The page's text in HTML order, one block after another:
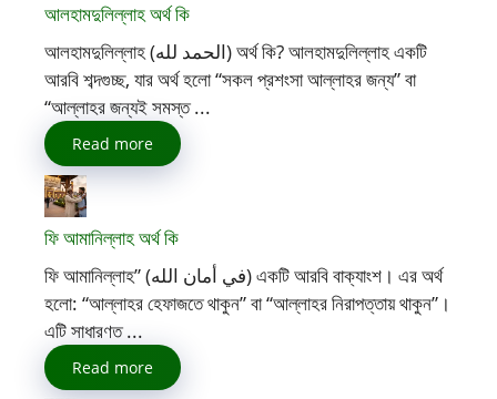
আলহামদুলিল্লাহ অর্থ কি
আলহামদুলিল্লাহ (الحمد لله) অর্থ কি? আলহামদুলিল্লাহ একটি
আরবি শব্দগুচ্ছ, যার অর্থ হলো “সকল প্রশংসা আল্লাহর জন্য” বা
“আল্লাহর জন্যই সমস্ত ...
Read more
ফি আমানিল্লাহ অর্থ কি
ফি আমানিল্লাহ” (في أمان الله) একটি আরবি বাক্যাংশ। এর অর্থ
হলো: “আল্লাহর হেফাজতে থাকুন” বা “আল্লাহর নিরাপত্তায় থাকুন”।
এটি সাধারণত ...
Read more